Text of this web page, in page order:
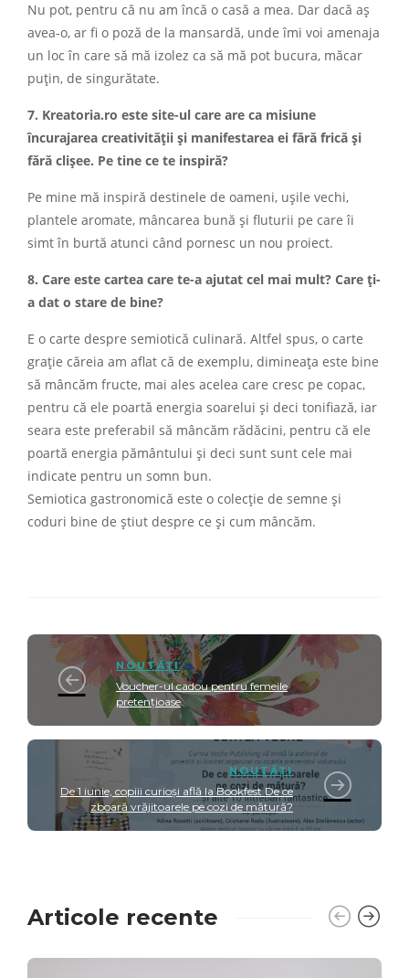
Nu pot, pentru că nu am încă o casă a mea. Dar dacă aș
avea-o, ar fi o poză de la mansardă, unde îmi voi amenaja
un loc în care să mă izolez ca să mă pot bucura, măcar
puțin, de singurătate.
7. Kreatoria.ro este site-ul care are ca misiune
încurajarea creativității și manifestarea ei fără frică și
fără clișee. Pe tine ce te inspiră?
Pe mine mă inspiră destinele de oameni, ușile vechi,
plantele aromate, mâncarea bună și fluturii pe care îi
simt în burtă atunci când pornesc un nou proiect.
8. Care este cartea care te-a ajutat cel mai mult? Care ți-
a dat o stare de bine?
E o carte despre semiotică culinară. Altfel spus, o carte
grație căreia am aflat că de exemplu, dimineața este bine
să mâncăm fructe, mai ales acelea care cresc pe copac,
pentru că ele poartă energia soarelui și deci tonifiază, iar
seara este preferabil să mâncăm rădăcini, pentru că ele
poartă energia pământului și deci sunt sunt cele mai
indicate pentru un somn bun.
Semiotica gastronomică este o colecție de semne și
coduri bine de știut despre ce și cum mâncăm.
NOUTĂȚI
Voucher-ul cadou pentru femeile
pretențioase
NOUTĂȚI
De 1 iunie, copiii curioși află la Bookfest De ce
zboară vrăjitoarele pe cozi de mătură?
Articole recente